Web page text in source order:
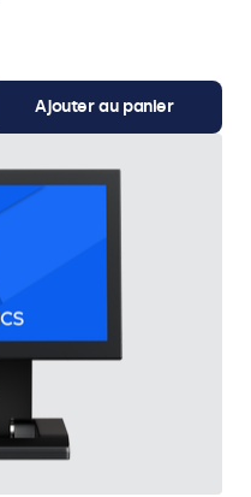
Ajouter au panier